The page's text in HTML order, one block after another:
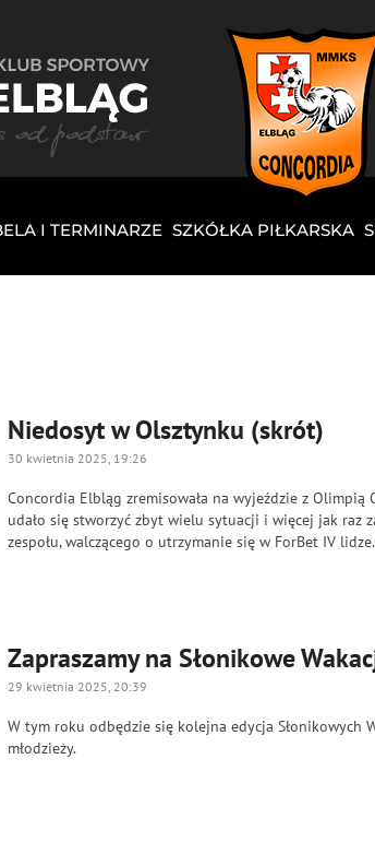
I TERMINARZE SZKÓŁKA PIŁKARSKA
Niedosyt w Olsztynku (skrót)
30 kwietnia 2025, 19:26
Concordia Elbląg zremisowała na wyjeździe z Olimpią
udało się stworzyć zbyt wielu sytuacji i więcej jak raz
zespołu, walczącego o utrzymanie się w ForBet IV
Zapraszamy na Słonikowe
29 kwietnia 2025, 20:39
W tym roku odbędzie się kolejna edycja Słonikowych
młodzieży.